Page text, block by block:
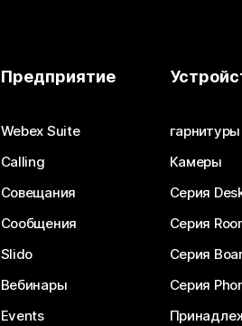
Предприятие
Webex Suite
Calling
Совещания
Сообщения
Slido
Вебинары
Events
гарнитуры
Камеры
Серия
Серия
Серия
Серия